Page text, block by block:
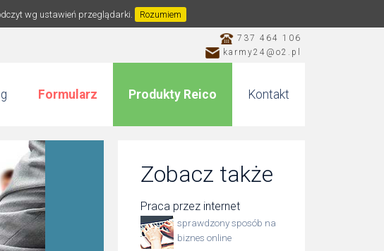
wg ustawień przeglądarki. Rozumiem
737 464 106
karmy24@o2.pl
Formularz Produkty Reico Kontakt
Zobacz także
Praca przez internet
sprawdzony sposób na
biznes online